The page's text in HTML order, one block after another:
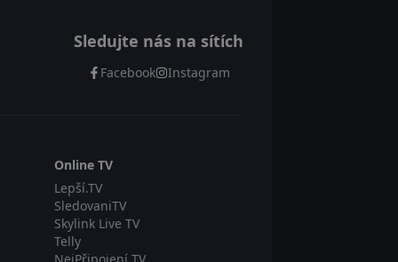
Sledujte nás na sítích
Facebook Instagram
Online TV
Lepší.TV
SledovaniTV
Skylink Live TV
Telly